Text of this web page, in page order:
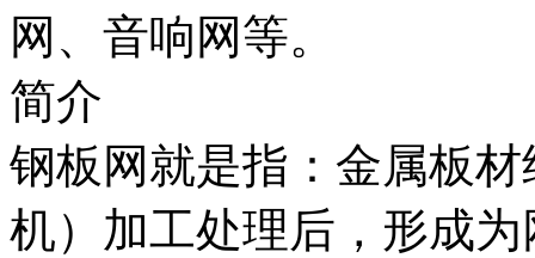
网、音响网等。
简介
钢板网就是指：金属板
机）加工处理后，形成